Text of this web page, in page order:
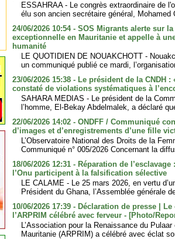
ESSAHRAA - Le congrès extraordinaire de
élu son ancien secrétaire général, Mohamed
24/06/2026 10:54 - SOS Migrants alerte sur
exceptionnelle en Mauritanie et appelle à
humanité
LE QUOTIDIEN DE NOUAKCHOTT -
un communiqué publié ce mardi,
23/06/2026 15:38 - Le président de la CNDH :
constaté de violations systématiques à
SAHARA MEDIAS - Le président de la
l’homme, El-Bekay Abdelmalek, a déclaré
22/06/2026 14:02 - ONDFF / Communiqué
d’images et d’enregistrements d’une fille
L’Observatoire National des Droits de la
Communiqué n° 005/2026 Concernant la
18/06/2026 12:31 - Réparation de
l’Onu participent à la falsification sélective
LE CALAME - Le 25 mars 2026, en vertu
Président du Ghana, l’Assemblée générale
10/06/2026 17:39 - Déclaration de presse |
l’ARPRIM célébré avec ferveur - [Photo/
L’Association pour la Renaissance du
Mauritanie (ARPRIM) a célébré avec éclat